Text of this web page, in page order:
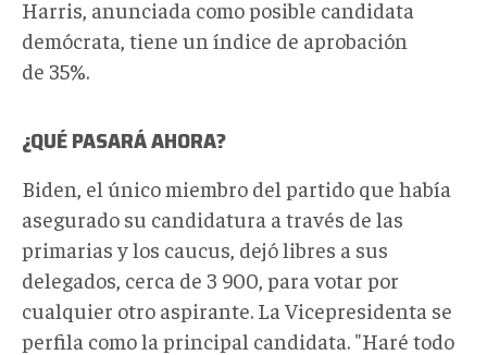
Harris, anunciada como posible candidata
demócrata, tiene un índice de aprobación
de 35%.
¿QUÉ PASARÁ AHORA?
Biden, el único miembro del partido que había
asegurado su candidatura a través de las
primarias y los caucus, dejó libres a sus
delegados, cerca de 3 900, para votar por
cualquier otro aspirante. La Vicepresidenta se
perfila como la principal candidata. "Haré todo